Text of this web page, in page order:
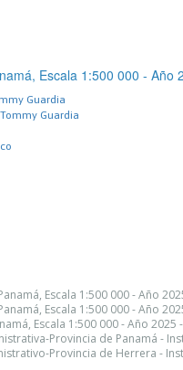
Escala 1:500 000 - Año
Guardia
Guardia
Escala 1:500 000 - Año
Escala 1:500 000 - Año
Escala 1:500 000 - Año
Provincia de Panamá -
Provincia de Herrera -